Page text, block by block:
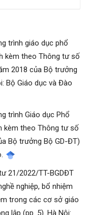
trình giáo dục phổ
kèm theo Thông tư số
2018 của Bộ trưởng
Bộ Giáo dục và Đào
trình Giáo dục Phổ
kèm theo Thông tư số
Bộ trưởng Bộ GD-ĐT)
21/2022/TT-BGDĐT
nghiệp, bổ nhiệm
trong các cơ sở giáo
lập (pp. 5). Hà Nội: